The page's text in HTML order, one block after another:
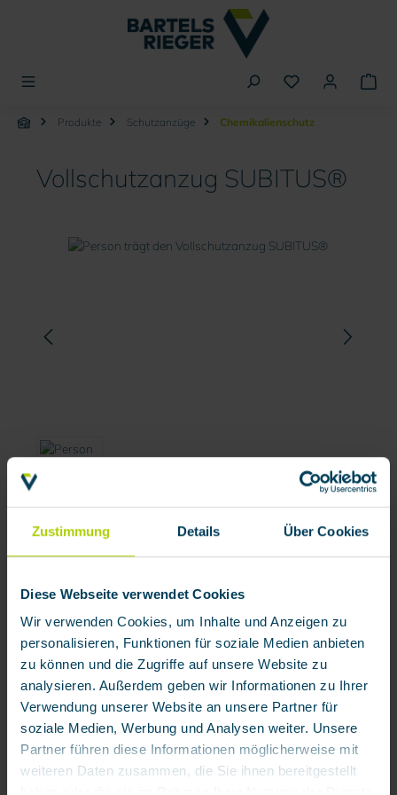
Zustimmung Details Über Cookies
Diese Webseite verwendet Cookies
Wir verwenden Cookies, um Inhalte und Anzeigen zu
personalisieren, Funktionen für soziale Medien anbieten
zu können und die Zugriffe auf unsere Website zu
analysieren. Außerdem geben wir Informationen zu Ihrer
Verwendung unserer Website an unsere Partner für
soziale Medien, Werbung und Analysen weiter. Unsere
Partner führen diese Informationen möglicherweise mit
weiteren Daten zusammen, die Sie ihnen bereitgestellt
Produkte Schutzanzüge Chemikalienschutz
Vollschutzanzug SUBITUS®
Bildergalerie überspringen